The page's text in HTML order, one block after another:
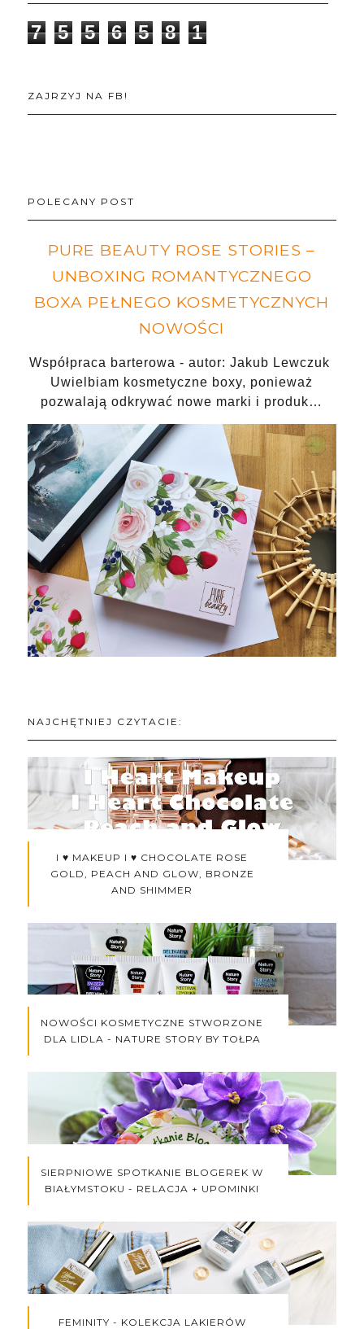
7 5 5 6 5 8 1
ZAJRZYJ NA FB!
POLECANY POST
PURE BEAUTY ROSE STORIES –
UNBOXING ROMANTYCZNEGO
BOXA PEŁNEGO KOSMETYCZNYCH
NOWOŚCI
Współpraca barterowa - autor: Jakub Lewczuk
Uwielbiam kosmetyczne boxy, ponieważ
pozwalają odkrywać nowe marki i produk…
NAJCHĘTNIEJ CZYTACIE:
I ♥ MAKEUP I ♥ CHOCOLATE ROSE
GOLD, PEACH AND GLOW, BRONZE
AND SHIMMER
NOWOŚCI KOSMETYCZNE STWORZONE
DLA LIDLA - NATURE STORY BY TOŁPA
SIERPNIOWE SPOTKANIE BLOGEREK W
BIAŁYMSTOKU - RELACJA + UPOMINKI
FEMINITY - KOLEKCJA LAKIERÓW